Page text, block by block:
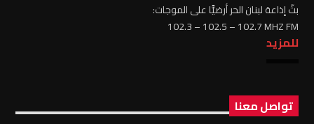
بثّ إذاعة لبنان الحر أرضيًّا على الموجات:
102.3 – 102.5 – 102.7 MHZ FM
للمزيد
تواصل معنا